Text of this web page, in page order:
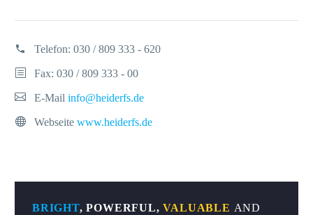
Telefon: 030 / 809 333 - 620
Fax: 030 / 809 333 - 00
E-Mail info@heiderfs.de
Webseite www.heiderfs.de
BRIGHT, POWERFUL,VALUABLE AND